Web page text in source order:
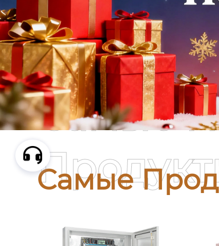
Самые
Самые